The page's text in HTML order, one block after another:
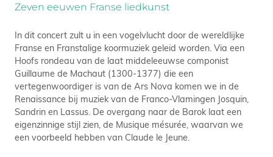
Zeven eeuwen Franse liedkunst
In dit concert zult u in een vogelvlucht door de wereldlijke
Franse en Franstalige koormuziek geleid worden. Via een
Hoofs rondeau van de laat middeleeuwse componist
Guillaume de Machaut (1300-1377) die een
vertegenwoordiger is van de Ars Nova komen we in de
Renaissance bij muziek van de Franco-Vlamingen Josquin,
Sandrin en Lassus. De overgang naar de Barok laat een
eigenzinnige stijl zien, de Musique mésurée, waarvan we
een voorbeeld hebben van Claude le Jeune.